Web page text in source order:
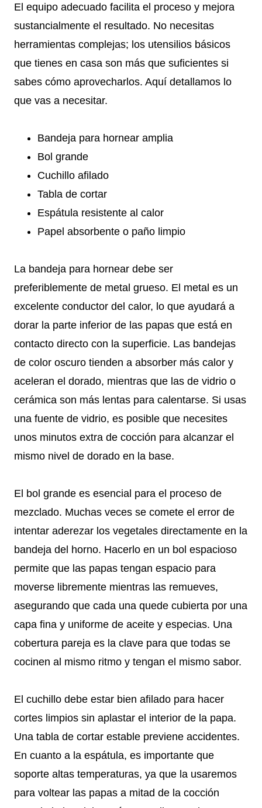
El equipo adecuado facilita el proceso y mejora
sustancialmente el resultado. No necesitas
herramientas complejas; los utensilios básicos
que tienes en casa son más que suficientes si
sabes cómo aprovecharlos. Aquí detallamos lo
que vas a necesitar.
Bandeja para hornear amplia
Bol grande
Cuchillo afilado
Tabla de cortar
Espátula resistente al calor
Papel absorbente o paño limpio
La bandeja para hornear debe ser
preferiblemente de metal grueso. El metal es un
excelente conductor del calor, lo que ayudará a
dorar la parte inferior de las papas que está en
contacto directo con la superficie. Las bandejas
de color oscuro tienden a absorber más calor y
aceleran el dorado, mientras que las de vidrio o
cerámica son más lentas para calentarse. Si usas
una fuente de vidrio, es posible que necesites
unos minutos extra de cocción para alcanzar el
mismo nivel de dorado en la base.
El bol grande es esencial para el proceso de
mezclado. Muchas veces se comete el error de
intentar aderezar los vegetales directamente en la
bandeja del horno. Hacerlo en un bol espacioso
permite que las papas tengan espacio para
moverse libremente mientras las remueves,
asegurando que cada una quede cubierta por una
capa fina y uniforme de aceite y especias. Una
cobertura pareja es la clave para que todas se
cocinen al mismo ritmo y tengan el mismo sabor.
El cuchillo debe estar bien afilado para hacer
cortes limpios sin aplastar el interior de la papa.
Una tabla de cortar estable previene accidentes.
En cuanto a la espátula, es importante que
soporte altas temperaturas, ya que la usaremos
para voltear las papas a mitad de la cocción